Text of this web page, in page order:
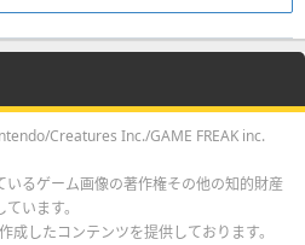
Creatures Inc./GAME FREAK inc.
るゲーム画像の著作権その他の知的財産
います。
したコンテンツを提供しております。